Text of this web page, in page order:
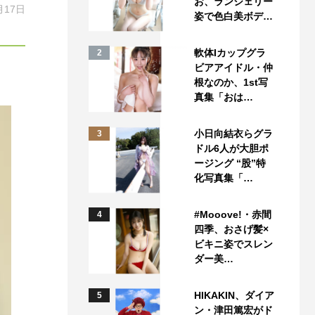
17日
姿で色白美ボデ…
2
軟体Iカップグラ
ビアアイドル・仲
根なのか、1st写
真集「おは…
3
小日向結衣らグラ
ドル6人が大胆ポ
ージング “股”特
化写真集「…
4
#Mooove!・赤間
四季、おさげ髪×
ビキニ姿でスレン
ダー美…
5
HIKAKIN、ダイア
ン・津田篤宏がド